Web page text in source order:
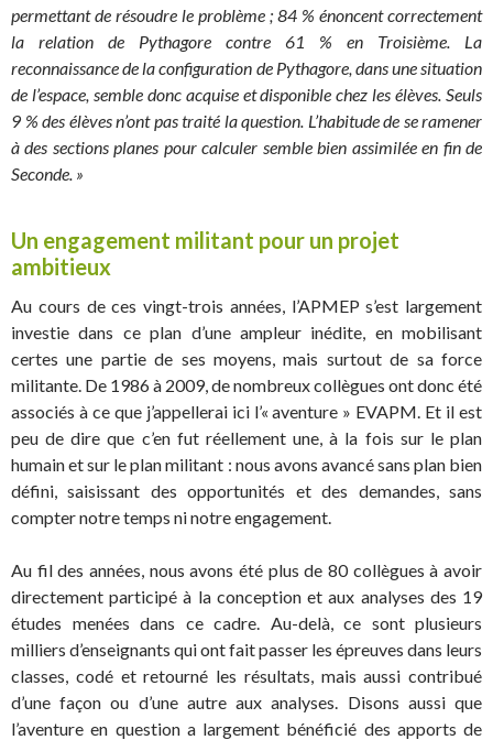
permettant de résoudre le problème ; 84 % énoncent correctement
la relation de Pythagore contre 61 % en Troisième. La
reconnaissance de la configuration de Pythagore, dans une situation
de l’espace, semble donc acquise et disponible chez les élèves. Seuls
9 % des élèves n’ont pas traité la question. L’habitude de se ramener
à des sections planes pour calculer semble bien assimilée en fin de
Seconde. »
Un engagement militant pour un projet
ambitieux
Au cours de ces vingt-trois années, l’APMEP s’est largement
investie dans ce plan d’une ampleur inédite, en mobilisant
certes une partie de ses moyens, mais surtout de sa force
militante. De 1986 à 2009, de nombreux collègues ont donc été
associés à ce que j’appellerai ici l’« aventure » EVAPM. Et il est
peu de dire que c’en fut réellement une, à la fois sur le plan
humain et sur le plan militant : nous avons avancé sans plan bien
défini, saisissant des opportunités et des demandes, sans
compter notre temps ni notre engagement.
Au fil des années, nous avons été plus de 80 collègues à avoir
directement participé à la conception et aux analyses des 19
études menées dans ce cadre. Au-delà, ce sont plusieurs
milliers d’enseignants qui ont fait passer les épreuves dans leurs
classes, codé et retourné les résultats, mais aussi contribué
d’une façon ou d’une autre aux analyses. Disons aussi que
l’aventure en question a largement bénéficié des apports de